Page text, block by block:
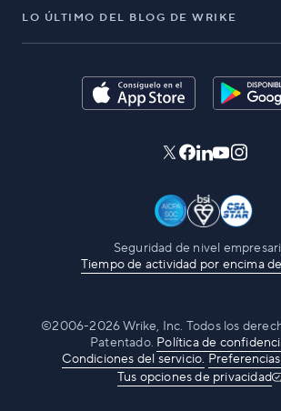
LO ÚLTIMO DEL BLOG DE WRIKE
Seguridad de nivel
Tiempo de actividad por encima
©2006-2026 Wrike, Inc. Todos los
Patentado. Política de
Condiciones del servicio.
Tus opciones de privacidad